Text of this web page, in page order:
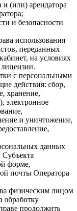
и (или) арендатора
и безопасности
использования
переданных
на условиях
с персональными
действия: сбор,
хранение,
электронное
и уничтожение,
данных
форме,
почты Оператора
физическим лицом
обработку
продолжить